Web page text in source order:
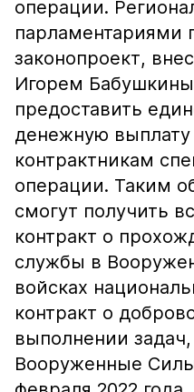
операции.
парламентариями
законопроект,
Игорем
предоставить
денежную
контрактникам
операции. Таким
смогут получить
контракт о
службы в
войсках
контракт о
выполнении
Вооруженные